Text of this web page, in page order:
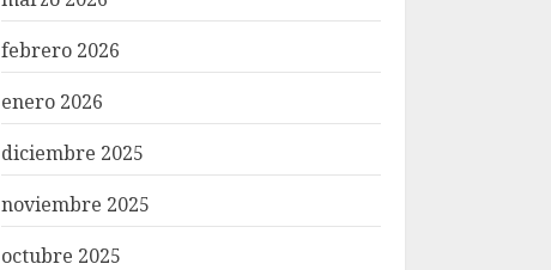
febrero 2026
enero 2026
diciembre 2025
noviembre 2025
octubre 2025